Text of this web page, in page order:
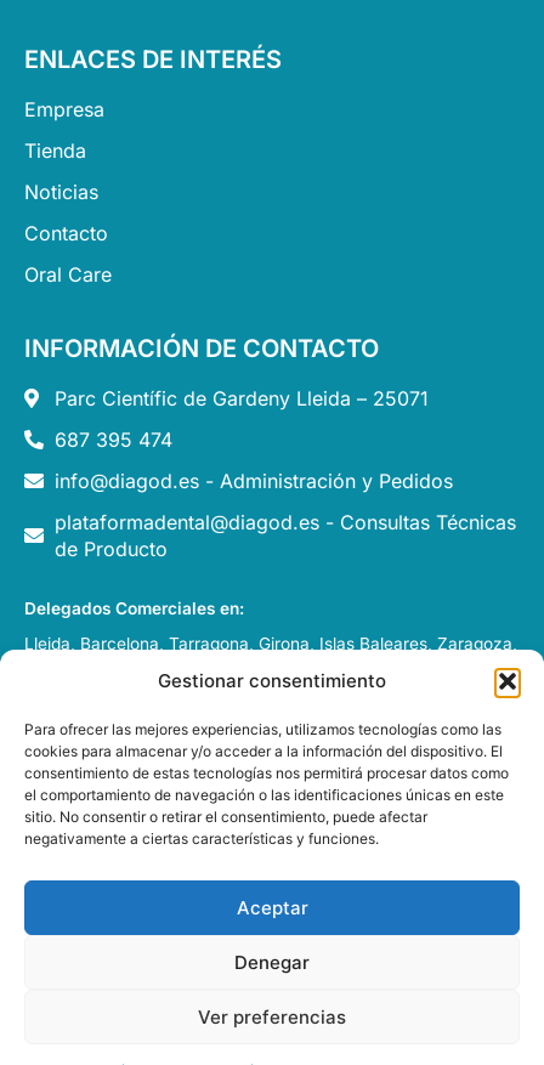
Gestionar consentimiento
Para ofrecer las mejores experiencias, utilizamos tecnologías como las
cookies para almacenar y/o acceder a la información del dispositivo. El
consentimiento de estas tecnologías nos permitirá procesar datos como
el comportamiento de navegación o las identificaciones únicas en este
sitio. No consentir o retirar el consentimiento, puede afectar
negativamente a ciertas características y funciones.
Aceptar
Denegar
Ver preferencias
ENLACES DE INTERÉS
Empresa
Tienda
Noticias
Contacto
Oral Care
INFORMACIÓN DE CONTACTO
Parc Científic de Gardeny Lleida – 25071
687 395 474
info@diagod.es - Administración y Pedidos
plataformadental@diagod.es - Consultas Técnicas
de Producto
Delegados Comerciales en:
Lleida, Barcelona, Tarragona, Girona, Islas Baleares, Zaragoza,
Huesca, Pamplona y Andorra.
Italia, Francia y Portugal
DIAGOD GRUP S.L. – 2026 –Desarrollado por